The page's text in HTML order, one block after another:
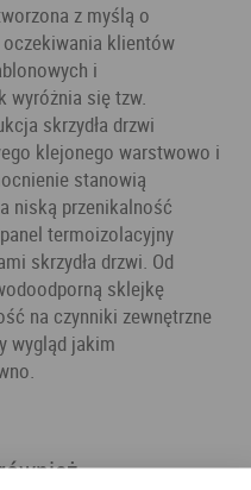
z myślą o
klientów
i
wyróżnia się tzw.
skrzydła drzwi
klejonego warstwowo i
stanowią
niską przenikalność
termoizolacyjny
skrzydła drzwi. Od
sklejkę
na czynniki zewnętrzne
wygląd jakim